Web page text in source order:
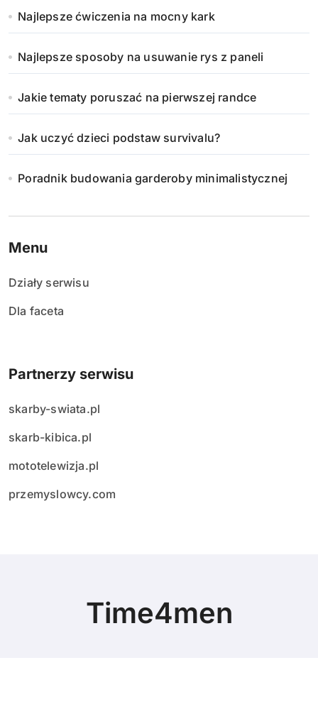
o
w
a
n
i
e
s
Najlepsze ćwiczenia na mocny kark
Najlepsze sposoby na usuwanie rys z paneli
Jakie tematy poruszać na pierwszej randce
Jak uczyć dzieci podstaw survivalu?
Poradnik budowania garderoby minimalistycznej
Menu
Działy serwisu
Dla faceta
Partnerzy serwisu
skarby-swiata.pl
skarb-kibica.pl
mototelewizja.pl
przemyslowcy.com
Time4men